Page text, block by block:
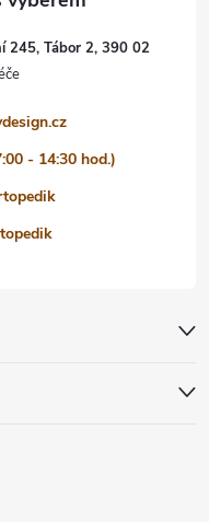
245, Tábor 2, 390 02
- 14:30 hod.)